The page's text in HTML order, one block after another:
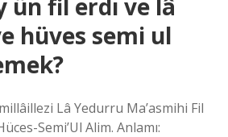
ün fil erdı ve lâ
hüves semi ul
Lâ Yedurru Ma’asmihi Fil
Semi’Ul Alim. Anlamı: